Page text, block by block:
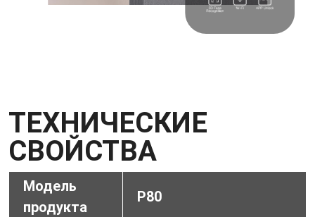
ТЕХНИЧЕСКИЕ
СВОЙСТВА
Модель
продукта
P80